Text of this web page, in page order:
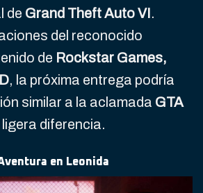
de Grand Theft Auto VI.
del reconocido
de Rockstar Games,
, la próxima entrega podría
similar a la aclamada GTA
diferencia.
en Leonida